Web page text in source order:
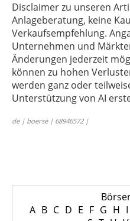
Disclaimer zu unseren
Anlageberatung, keine
Verkaufsempfehlung.
Unternehmen und
Änderungen jederzeit
können zu hohen
werden ganz oder
Unterstützung von AI
de | boerse | 68946572 |
A B C D E F G H I